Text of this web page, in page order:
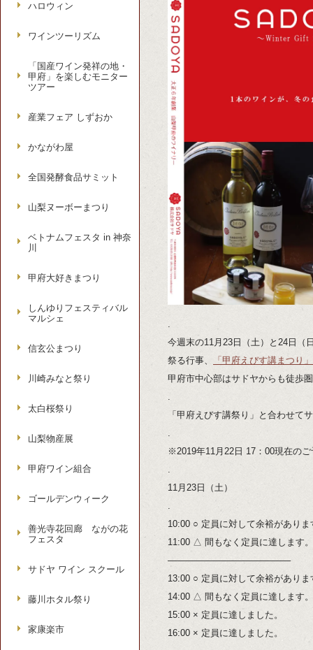
.
今週末の11月23日（土）と24日（
祭る行事、
「甲府えびす講まつり」
甲府市中心部はサドヤからも徒歩
.
「甲府えびす講祭り」と合わせ
.
※2019年11月22日 17：00現在の
.
11月23日（土）
.
10:00 ○ 定員に対して余裕がありま
11:00 △ 間もなく定員に達します。
—————————————–
13:00 ○ 定員に対して余裕がありま
14:00 △ 間もなく定員に達します。
15:00 × 定員に達しました。
16:00 × 定員に達しました。
ハロウィン
ワインツーリズム
「国産ワイン発祥の地・
甲府」を楽しむモニター
ツアー
産業フェア しずおか
かながわ屋
全国発酵食品サミット
山梨ヌーボーまつり
ベトナムフェスタ in 神奈
川
甲府大好きまつり
しんゆりフェスティバル
マルシェ
信玄公まつり
川崎みなと祭り
太白桜祭り
山梨物産展
甲府ワイン組合
ゴールデンウィーク
善光寺花回廊 ながの花
フェスタ
サドヤ ワイン スクール
藤川ホタル祭り
家康楽市